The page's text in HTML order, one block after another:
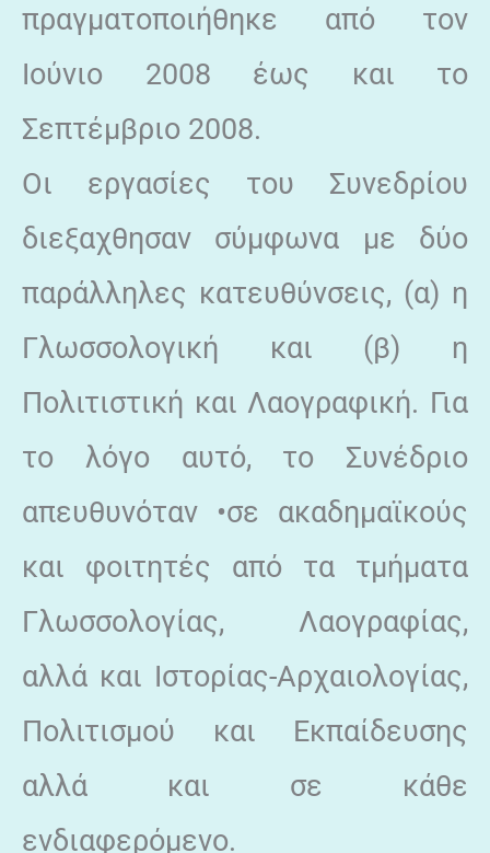
πραγματοποιήθηκε από τον
Ιούνιο 2008 έως και το
Σεπτέμβριο 2008.
Οι εργασίες του Συνεδρίου
διεξαχθησαν σύμφωνα με δύο
παράλληλες κατευθύνσεις, (α) η
Γλωσσολογική και (β) η
Πολιτιστική και Λαογραφική. Για
το λόγο αυτό, το Συνέδριο
απευθυνόταν •σε ακαδημαϊκούς
και φοιτητές από τα τμήματα
Γλωσσολογίας, Λαογραφίας,
αλλά και Ιστορίας-Αρχαιολογίας,
Πολιτισμού και Εκπαίδευσης
αλλά και σε κάθε
ενδιαφερόμενο.